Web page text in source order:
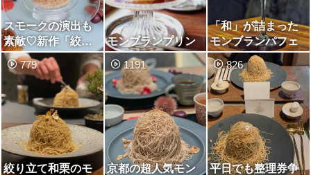
スモークの演出も
素敵♡新作「絞り
たてモンブラン〜
シュルプリー
ズ〜」
モンブランプリン
「和」が詰まった
モンブランパフェ
779
絞り立て和栗のモ
1191
京都の超人気モン
826
平日でも整理券争